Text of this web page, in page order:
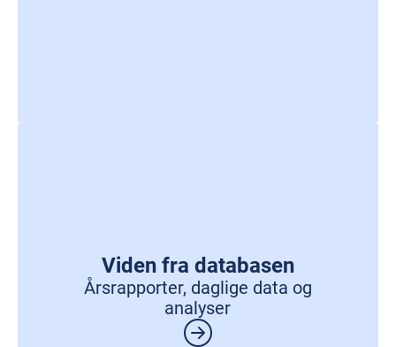
Viden fra databasen
Årsrapporter, daglige data og
analyser